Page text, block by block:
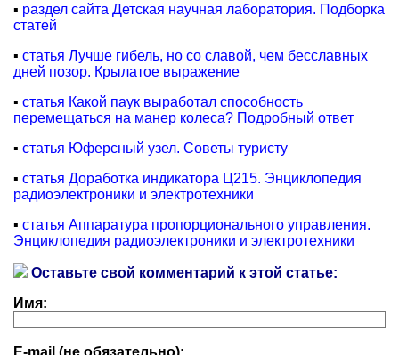
▪ раздел сайта Детская научная лаборатория. Подборка
статей
▪ статья Лучше гибель, но со славой, чем бесславных
дней позор. Крылатое выражение
▪ статья Какой паук выработал способность
перемещаться на манер колеса? Подробный ответ
▪ статья Юферсный узел. Советы туристу
▪ статья Доработка индикатора Ц215. Энциклопедия
радиоэлектроники и электротехники
▪ статья Аппаратура пропорционального управления.
Энциклопедия радиоэлектроники и электротехники
Оставьте свой комментарий к этой статье:
Имя:
E-mail (не обязательно):